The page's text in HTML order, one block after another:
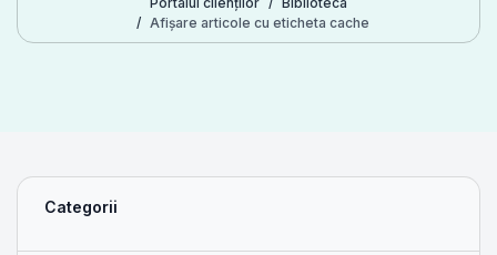
Afișare articole cu eticheta cache
Categorii